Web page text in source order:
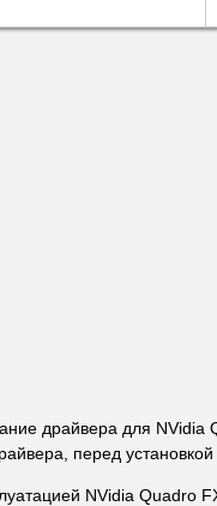
драйвера для
перед
NVidia Quadro